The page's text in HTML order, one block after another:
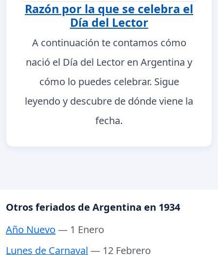
Razón por la que se celebra el
Día del Lector
A continuación te contamos cómo
nació el Día del Lector en Argentina y
cómo lo puedes celebrar. Sigue
leyendo y descubre de dónde viene la
fecha.
Otros feriados de Argentina en 1934
Año Nuevo — 1 Enero
Lunes de Carnaval — 12 Febrero